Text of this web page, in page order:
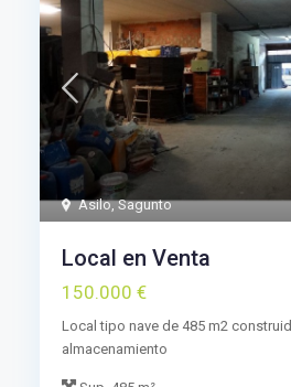
Asilo,Sagunto
Local en Venta
150.000 €
Local tipo nave de 485 m2
almacenamiento